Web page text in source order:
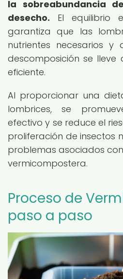
la sobreabundancia
desecho. El equilibrio
garantiza que las
nutrientes necesarios
descomposición se
eficiente.
Al proporcionar una
lombrices, se
efectivo y se reduce el
proliferación de insectos
problemas asociados
vermicompostera.
Proceso de
paso a paso